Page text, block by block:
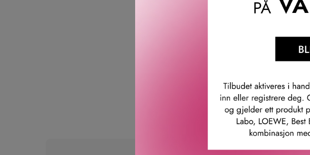
inneholder ingredienser som gir en lett kilende,
sheasmør og vitamin E som holder på
Leverandørs artikkelnummer: 34844071005
Våre